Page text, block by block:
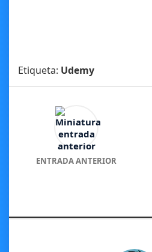
Etiqueta: Udemy
ENTRADA ANTERIOR